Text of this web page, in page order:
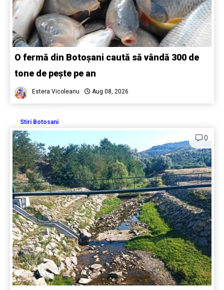
O fermă din Botoșani caută să vândă 300 de
tone de pește pe an
Estera Vicoleanu Aug 08, 2026
Stiri Botosani
0